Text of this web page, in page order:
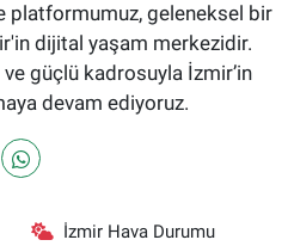
platformumuz, geleneksel bir
dijital yaşam merkezidir.
güçlü kadrosuyla İzmir’in
devam ediyoruz.
İzmir Hava Durumu